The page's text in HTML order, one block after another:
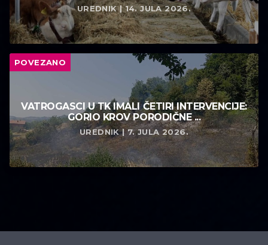
UREDNIK | 14. JULA 2026.
POVEZANO
VATROGASCI U TK IMALI ČETIRI INTERVENCIJE:
GORIO KROV PORODIČNE ...
UREDNIK | 7. JULA 2026.